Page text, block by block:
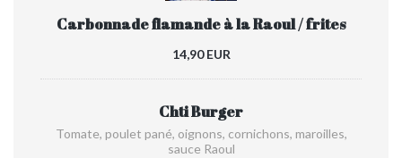
Carbonnade flamande à la Raoul / frites
14,90 EUR
Chti Burger
Tomate, poulet pané, oignons, cornichons, maroilles,
sauce Raoul